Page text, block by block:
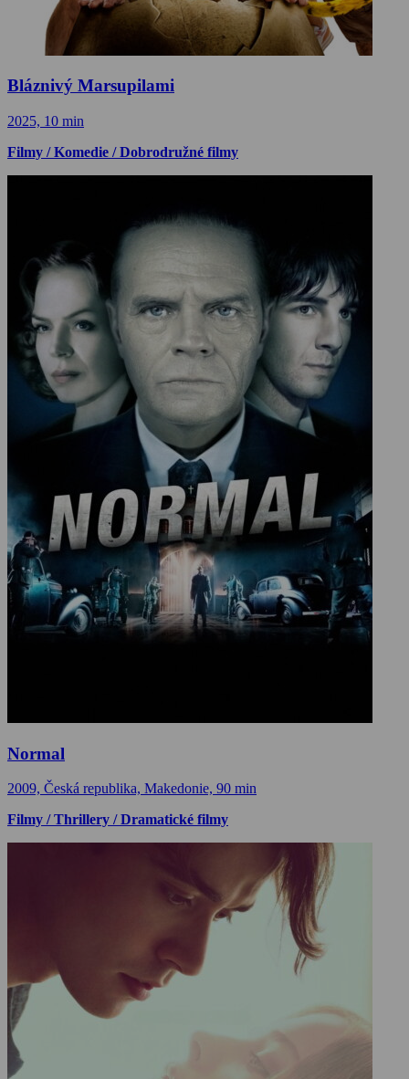
Bláznivý Marsupilami
2025, 10 min
Filmy / Komedie / Dobrodružné filmy
Normal
2009, Česká republika, Makedonie, 90 min
Filmy / Thrillery / Dramatické filmy